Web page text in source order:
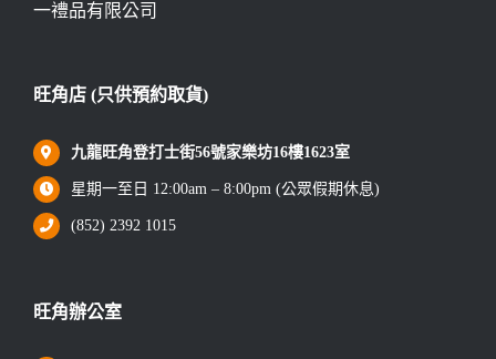
一禮品有限公司
旺角店 (只供預約取貨)
九龍旺角登打士街56號家樂坊16樓1623室
星期一至日 12:00am – 8:00pm (公眾假期休息)
(852) 2392 1015
旺角辦公室